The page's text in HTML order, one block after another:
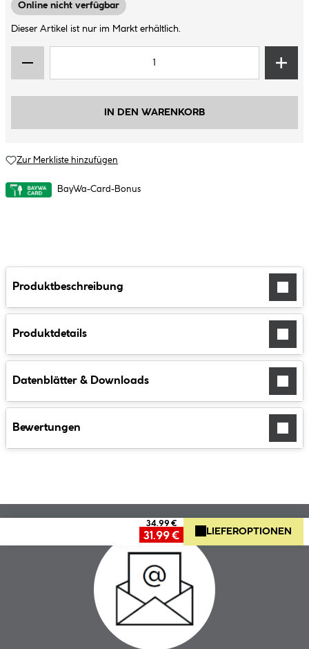
Online nicht verfügbar
Dieser Artikel ist nur im Markt erhältlich.
IN DEN WARENKORB
Zur Merkliste hinzufügen
BayWa-Card-Bonus
Produktbeschreibung
Produktdetails
Datenblätter & Downloads
Bewertungen
34.99 €
31.99 € LIEFEROPTIONEN